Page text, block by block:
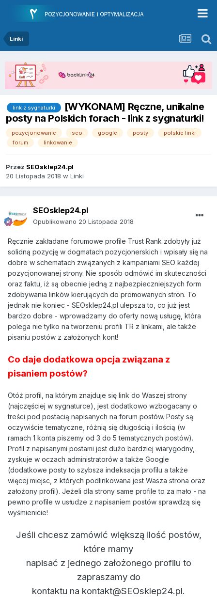
Linki
link z sygnaturki
[WYKONAM] Ręczne, unikalne
posty na Polskich forach - link z sygnaturki!
pozycjonowanie seo google posty
polskie linki
forum
linkowanie
Przez SEOsklep24.pl
20 Listopada 2018 w Linki
SEOsklep24.pl
Opublikowano 20 Listopada 2018
Ręcznie zakładane forumowe profile Trust Rank zdobyły już
solidną pozycję w dogmatach pozycjonerskich i wpisały się na
dobre w schematach związanych z kampaniami SEO każdej
pozycjonowanej strony. Nie sposób odmówić im skuteczności
oraz faktu, iż są obecnie jedną z najbezpieczniejszych form
zdobywania linków kierujących do promowanych stron. To
jednak nie koniec - SEOsklep24.pl ulepsza to, co już jest
bardzo dobre - wprowadzamy do oferty nową usługę, która
polega nie tylko na tworzeniu profili TR z linkami, ale także
pisaniu postów z założonych kont!
Co daje dodatkowa opcja związana z
pisaniem postów?
Otóż profil, na którym znajduje się link do Waszej strony
(najczęściej w sygnaturce), jest dodatkowo wzbogacany o
treści pod postacią napisanych na forum postów. Posty są
oczywiście tematyczne, różnią się długością i ilością (w
ramach 1 konta piszemy od 3 do 5 tematycznych postów).
Profil z napisanymi postami jest dużo bardziej wiarygodny,
zyskuje w oczach administratorów a także Google
(dodatkowe posty to szybsza indeksacja profilu a także
więcej miejsc, z których podlinkowana jest Wasza strona oraz
założony profil). Jeżeli dla strony same profile to za mało - na
pewno profile w usłudze z napisaniem postów sprawdzą się
wyśmienicie!
Jeśli chcesz zamówić większą ilość postów,
które mamy
napisać z jednego założonego profilu to
zapraszamy do
kontaktu na kontakt@SEOsklep24.pl.